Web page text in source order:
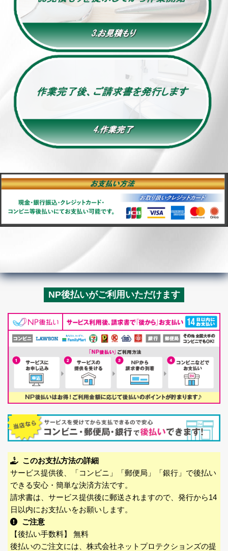
NP後払いがご利用いただけます
このお支払方法の詳細
サービス提供後、「コンビニ」「郵便局」「銀行」で後払い
できる安心・簡単な決済方法です。
請求書は、サービス提供後に郵送されますので、発行から14
日以内にお支払いをお願いします。
ご注意
【後払い手数料】 無料
後払いのご注文には、株式会社ネットプロテクションズの提